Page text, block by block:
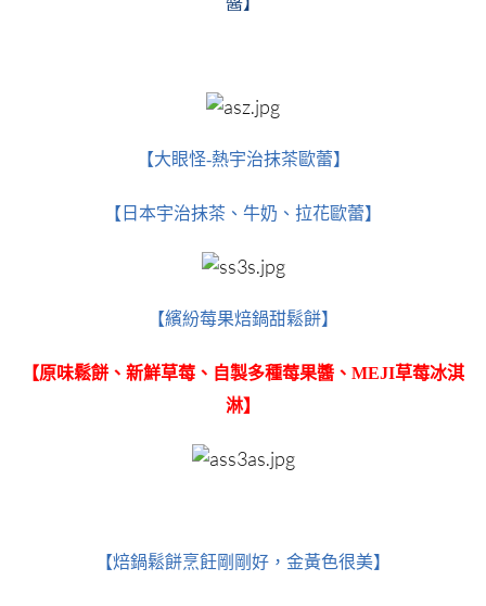
【大眼怪-熱宇治抹茶歐蕾】
【日本宇治抹茶、牛奶、拉花歐蕾】
【繽紛莓果焙鍋甜鬆餅】
【原味鬆餅、新鮮草莓、自製多種莓果醬、MEJI草莓冰淇
淋】
【焙鍋鬆餅烹飪剛剛好，金黃色很美】